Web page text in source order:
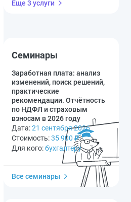
Еще 3 услуги
Семинары
Заработная плата: анализ
изменений, поиск решений,
практические
рекомендации. Отчётность
по НДФЛ и страховым
взносам в 2026 году
Дата:21 сентября 2026
Стоимость:35 900 ₽
Для кого:бухгалтеру
Все семинары